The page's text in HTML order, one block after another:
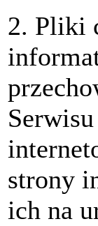
2. Pliki
strony
ich na